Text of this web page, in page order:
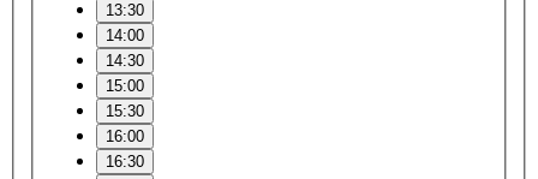
13:30
14:00
14:30
15:00
15:30
16:00
16:30